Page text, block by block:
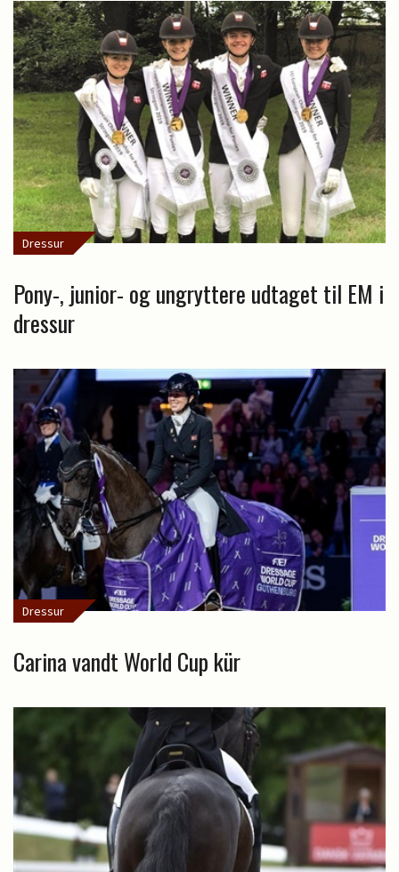
Dressur
Pony-, junior- og ungryttere udtaget til EM i
dressur
Dressur
Carina vandt World Cup kür